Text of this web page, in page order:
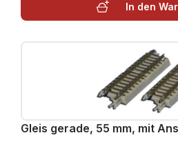
In den
Gleis gerade, 55 mm, mit